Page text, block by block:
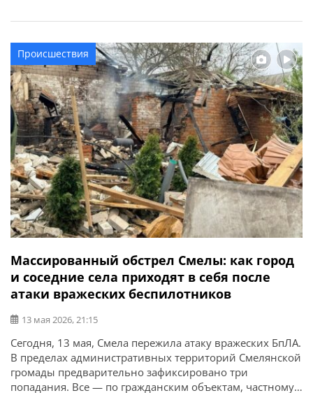
Происшествия
Массированный обстрел Смелы: как город
и соседние села приходят в себя после
атаки вражеских беспилотников
13 мая 2026, 21:15
Сегодня, 13 мая, Смела пережила атаку вражеских БпЛА.
В пределах административных территорий Смелянской
громады предварительно зафиксировано три
попадания. Все — по гражданским объектам, частному